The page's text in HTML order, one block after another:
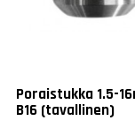
Poraistukka 1.5-
B16 (tavallinen)